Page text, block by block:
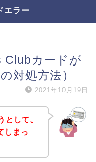
エラー
Clubカードが
対処方法）
2021年10月19日
として、
しまっ